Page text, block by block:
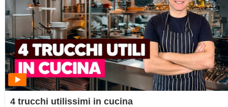
4 trucchi utilissimi in cucina